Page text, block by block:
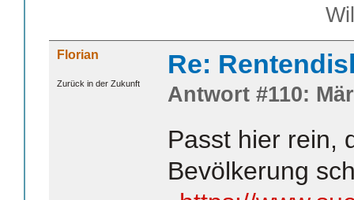
William
Florian
Zurück in der Zukunft
Re:
Antwort #110:
Passt hier rein,
Bevölkerung